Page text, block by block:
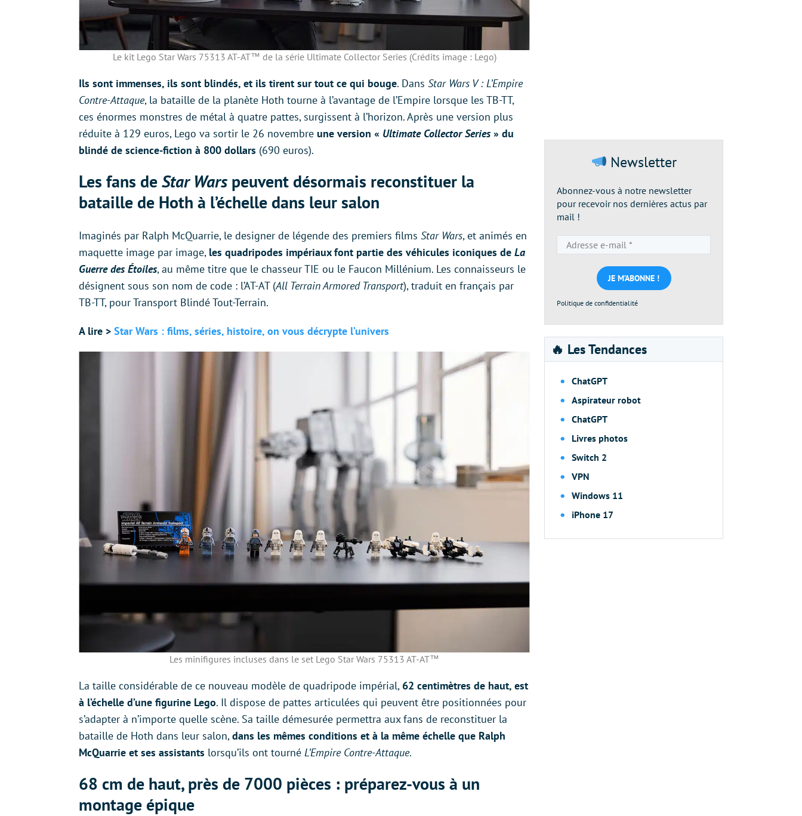
Le kit Lego Star Wars 75313 AT-AT™ de la série Ultimate Collector Series (Crédits image : Lego)
Ils sont immenses, ils sont blindés, et ils tirent sur tout ce qui bouge. Dans Star Wars V : L’Empire
Contre-Attaque, la bataille de la planète Hoth tourne à l’avantage de l’Empire lorsque les TB-TT,
ces énormes monstres de métal à quatre pattes, surgissent à l’horizon. Après une version plus
réduite à 129 euros, Lego va sortir le 26 novembre une version « Ultimate Collector Series » du
blindé de science-fiction à 800 dollars (690 euros).
Les fans deStar Wars peuvent désormais reconstituer la
bataille de Hoth à l’échelle dans leur salon
Imaginés par Ralph McQuarrie, le designer de légende des premiers films Star Wars, et animés en
maquette image par image, les quadripodes impériaux font partie des véhicules iconiques de La
Guerre des Étoiles, au même titre que le chasseur TIE ou le Faucon Millénium. Les connaisseurs le
désignent sous son nom de code : l’AT-AT (All Terrain Armored Transport), traduit en français par
TB-TT, pour Transport Blindé Tout-Terrain.
A lire > Star Wars : films, séries, histoire, on vous décrypte l’univers
Les minifigures incluses dans le set Lego Star Wars 75313 AT-AT™
La taille considérable de ce nouveau modèle de quadripode impérial, 62 centimètres de haut, est
à l’échelle d’une figurine Lego. Il dispose de pattes articulées qui peuvent être positionnées pour
s’adapter à n’importe quelle scène. Sa taille démesurée permettra aux fans de reconstituer la
bataille de Hoth dans leur salon,dans les mêmes conditions et à la même échelle que Ralph
McQuarrie et ses assistants lorsqu’ils ont tourné L’Empire Contre-Attaque.
68 cm de haut, près de 7000 pièces : préparez-vous à un
montage épique
Newsletter
Abonnez-vous à notre newsletter
pour recevoir nos dernières actus par
mail !
e-
mail
*
Politique de confidentialité
🔥 Les Tendances
ChatGPT
Aspirateur robot
ChatGPT
Livres photos
Switch 2
VPN
Windows 11
iPhone 17